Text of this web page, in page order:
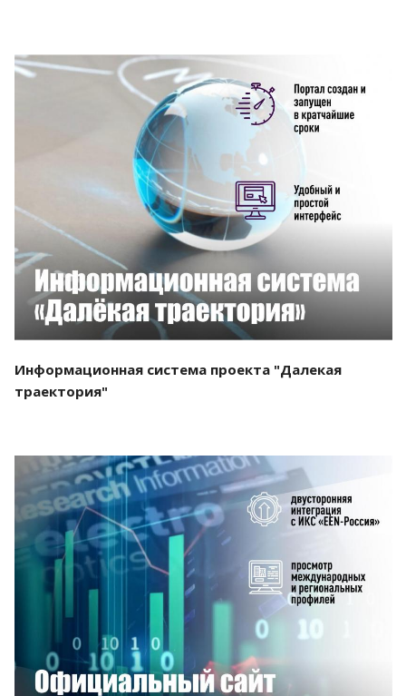
Смотреть проект
Информационная система проекта "Далекая
траектория"
Смотреть проект